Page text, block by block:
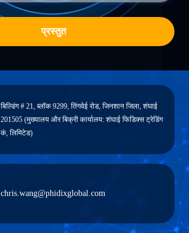
प्रस्तुत
बिल्डिंग # 21, ब्लॉक 9299, तिंगवेई रोड, जिनशान जिला, शंघाई
201505 (मुख्यालय और बिक्री कार्यालय: शंघाई फिडिक्स ट्रेडिंग
कं, लिमिटेड)
chris.wang@phidixglobal.com